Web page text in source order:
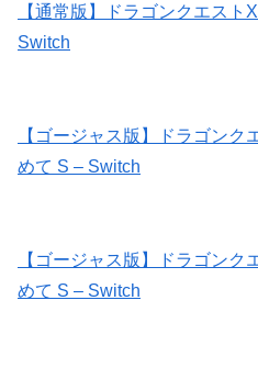
【通常版】ドラゴンクエス
Switch
【ゴージャス版】ドラゴン
めて S – Switch
【ゴージャス版】ドラゴン
めて S – Switch